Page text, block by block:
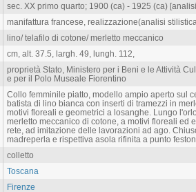
sec. XX primo quarto; 1900 (ca) - 1925 (ca)
manifattura francese, realizzazione(analisi
lino/ telafilo di cotone/ merletto meccanico
cm, alt. 37.5, largh. 49, lungh. 112,
proprietà Stato, Ministero per i Beni e le Attività
e per il Polo Museale Fiorentino
Collo femminile piatto, modello ampio aperto sul
batista di lino bianca con inserti di tramezzi in
motivi floreali e geometrici a losanghe. Lungo
merletto meccanico di cotone, a motivi floreali ed
rete, ad imitazione delle lavorazioni ad ago.
madreperla e rispettiva asola rifinita a punto
colletto
Toscana
Firenze